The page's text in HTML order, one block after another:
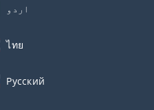
اردو
ไทย
Русский